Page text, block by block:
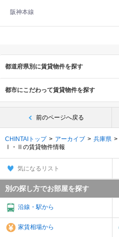
阪神本線
都道府県別に賃貸物件を探す
都市にこだわって賃貸物件を探す
前のページへ戻る
CHINTAIトップ アーカイブ 兵庫県
Ⅰ・Ⅱの賃貸物件情報
気になるリスト
別の探し方でお部屋を探す
沿線・駅から
家賃相場から